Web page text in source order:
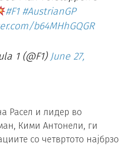
#F1 #AustrianGP
b64MHhGQGR
1 (@F1) June 27,
Расел и лидер во
Кими Антонели, ги
со четвртото најбрзо